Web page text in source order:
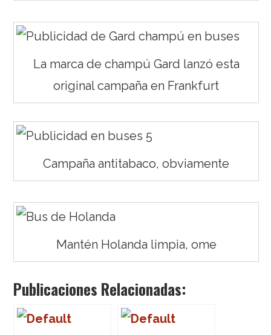
La marca de champú Gard lanzó esta
original campaña en Frankfurt
Campaña antitabaco, obviamente
Mantén Holanda limpia, ome
Publicaciones Relacionadas: